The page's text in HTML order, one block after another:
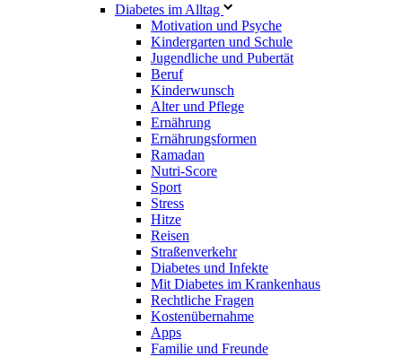
Diabetes im Alltag
Motivation und Psyche
Kindergarten und Schule
Jugendliche und Pubertät
Beruf
Kinderwunsch
Alter und Pflege
Ernährung
Ernährungsformen
Ramadan
Nutri-Score
Sport
Stress
Hitze
Reisen
Straßenverkehr
Diabetes und Infekte
Mit Diabetes im Krankenhaus
Rechtliche Fragen
Kostenübernahme
Apps
Familie und Freunde